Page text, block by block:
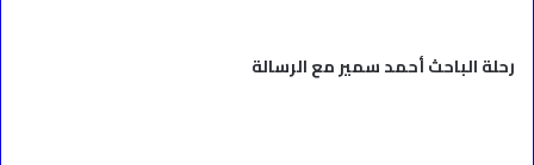
رحلة الباحث أحمد سمير مع الرسالة